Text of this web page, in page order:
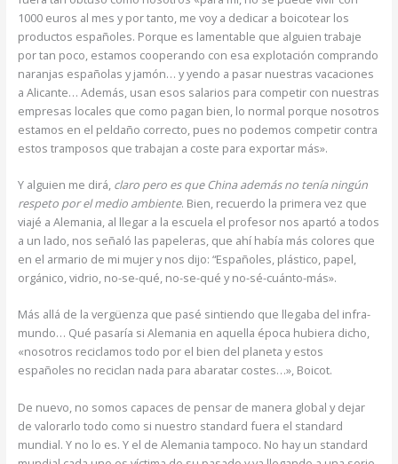
1000 euros al mes y por tanto, me voy a dedicar a boicotear los
productos españoles. Porque es lamentable que alguien trabaje
por tan poco, estamos cooperando con esa explotación comprando
naranjas españolas y jamón… y yendo a pasar nuestras vacaciones
a Alicante… Además, usan esos salarios para competir con nuestras
empresas locales que como pagan bien, lo normal porque nosotros
estamos en el peldaño correcto, pues no podemos competir contra
estos tramposos que trabajan a coste para exportar más».
Y alguien me dirá,claro pero es que China además no tenía ningún
respeto por el medio ambiente. Bien, recuerdo la primera vez que
viajé a Alemania, al llegar a la escuela el profesor nos apartó a todos
a un lado, nos señaló las papeleras, que ahí había más colores que
en el armario de mi mujer y nos dijo: “Españoles, plástico, papel,
orgánico, vidrio, no-se-qué, no-se-qué y no-sé-cuánto-más».
Más allá de la vergüenza que pasé sintiendo que llegaba del infra-
mundo… Qué pasaría si Alemania en aquella época hubiera dicho,
«nosotros reciclamos todo por el bien del planeta y estos
españoles no reciclan nada para abaratar costes…», Boicot.
De nuevo, no somos capaces de pensar de manera global y dejar
de valorarlo todo como si nuestro standard fuera el standard
mundial. Y no lo es. Y el de Alemania tampoco. No hay un standard